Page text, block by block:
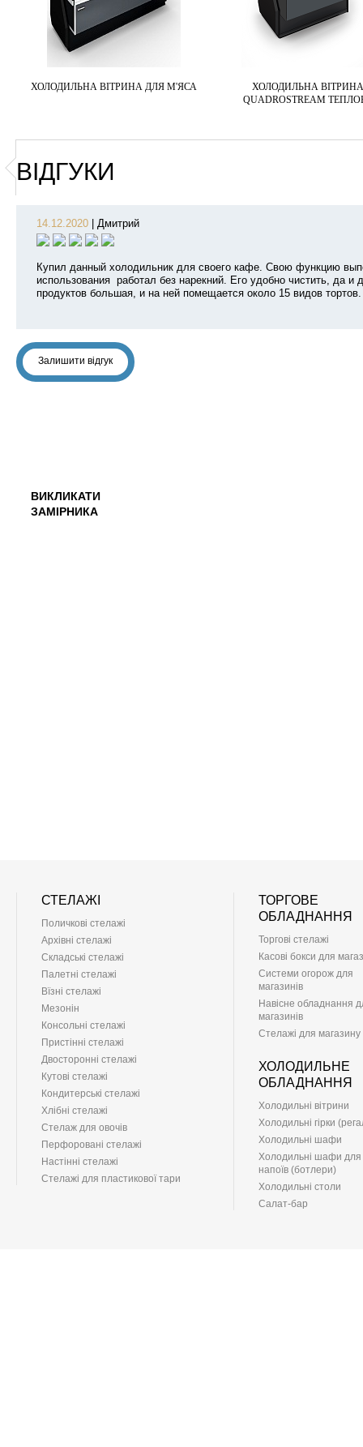
ХОЛОДИЛЬНА ВІТРИНА ДЛЯ М'ЯСА
ХОЛОДИЛЬНА ВІТРИНА
QUADROSTREAM
ВІДГУКИ
14.12.2020 Дмитрий
Купил данный холодильник для своего кафе. Свою функцию
использования работал без нарекний. Его удобно чистить, да
продуктов большая, и на ней помещается около 15 видов
Залишити відгук
ВИКЛИКАТИ
ЗАМІРНИКА
СТЕЛАЖІ
Поличкові стелажі
Архівні стелажі
Складські стелажі
Палетні стелажі
Вїзні стелажі
Мезонін
Консольні стелажі
Пристінні стелажі
Двосторонні стелажі
Кутові стелажі
Кондитерські стелажі
Хлібні стелажі
Стелаж для овочів
Перфоровані стелажі
Настінні стелажі
Стелажі для пластикової тари
ТОРГОВЕ
ОБЛАДНАННЯ
Торгові стелажі
Касові бокси для
Системи огорож для
магазинів
Навісне обладнання
магазинів
Стелажі для магазину
ХОЛОДИЛЬНЕ
ОБЛАДНАННЯ
Холодильні вітрини
Холодильні гірки
Холодильні шафи
Холодильні шафи для
напоїв (ботлери)
Холодильні столи
Салат-бар